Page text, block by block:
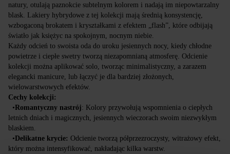
natury, otulają paznokcie subtelnym kolorem i nadają im niepowtarzalny
blask. Lakiery hybrydowe z tej kolekcji mają średnią konsystencję,
wzbogaconą brokatem i kryształkami z efektem „flash”, które odbijają
światło jak księżyc na spokojnym, nocnym niebie.
Każdy odcień to swoista oda do uroku jesiennych nocy, kiedy chłodne
powietrze i ciepłe swetry tworzą niezapomnianą atmosferę. Odcienie
kolekcji można aplikować solo, tworząc minimalistyczny, a zarazem
elegancki manicure, lub łączyć je dla bardziej złożonych,
wielowarstwowych efektów.
Cechy kolekcji:
•Romantyczny nastrój: Kolory przywołują wspomnienia o ciepłych
letnich dniach i magicznych, jesiennych wieczorach swoim niezwykłym
blaskiem.
•Delikatne krycie: Odcienie tworzą półprzezroczysty, witrażowy efekt,
który można intensyfikować, nakładając kilka warstw.